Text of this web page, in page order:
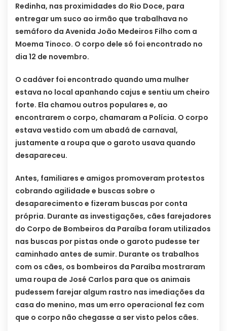
Redinha, nas proximidades do Rio Doce, para
entregar um suco ao irmão que trabalhava no
semáforo da Avenida João Medeiros Filho com a
Moema Tinoco. O corpo dele só foi encontrado no
dia 12 de novembro.
O cadáver foi encontrado quando uma mulher
estava no local apanhando cajus e sentiu um cheiro
forte. Ela chamou outros populares e, ao
encontrarem o corpo, chamaram a Polícia. O corpo
estava vestido com um abadá de carnaval,
justamente a roupa que o garoto usava quando
desapareceu.
Antes, familiares e amigos promoveram protestos
cobrando agilidade e buscas sobre o
desaparecimento e fizeram buscas por conta
própria. Durante as investigações, cães farejadores
do Corpo de Bombeiros da Paraíba foram utilizados
nas buscas por pistas onde o garoto pudesse ter
caminhado antes de sumir. Durante os trabalhos
com os cães, os bombeiros da Paraíba mostraram
uma roupa de José Carlos para que os animais
pudessem farejar algum rastro nas imediações da
casa do menino, mas um erro operacional fez com
que o corpo não chegasse a ser visto pelos cães.